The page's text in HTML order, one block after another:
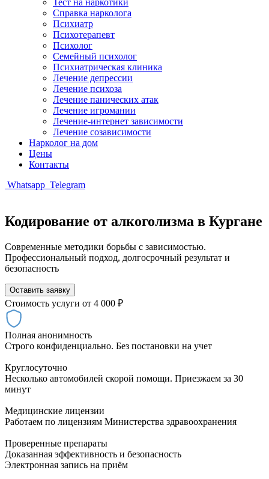
Тест на наркотики
Справка нарколога
Психиатр
Психотерапевт
Психолог
Семейный психолог
Психиатрическая клиника
Лечение депрессии
Лечение психоза
Лечение панических атак
Лечение игромании
Лечение-интернет зависимости
Лечение созависимости
Нарколог на дом
Цены
Контакты
Whatsapp Telegram
Кодирование от алкоголизма в Кургане
Современные методики борьбы с зависимостью.
Профессиональный подход, долгосрочный результат и
безопасность
Оставить заявку
Стоимость услуги от 4 000 ₽
Полная анонимность
Строго конфиденциально. Без постановки на учет
Круглосуточно
Несколько автомобилей скорой помощи. Приезжаем за 30
минут
Медицинские лицензии
Работаем по лицензиям Министерства здравоохранения
Проверенные препараты
Доказанная эффективность и безопасность
Электронная запись на приём